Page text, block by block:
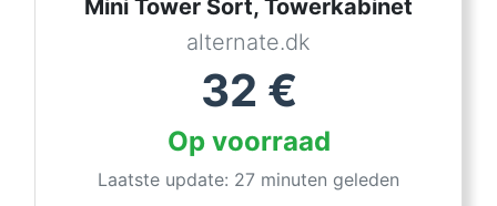
Mini Tower Sort, Towerkabinet
alternate.dk
32 €
Op voorraad
Laatste update: 27 minuten geleden